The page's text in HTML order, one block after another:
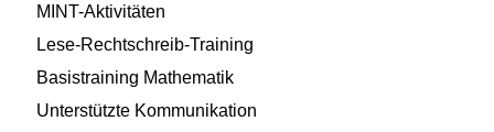
MINT-Aktivitäten
Lese-Rechtschreib-Training
Basistraining Mathematik
Unterstützte Kommunikation